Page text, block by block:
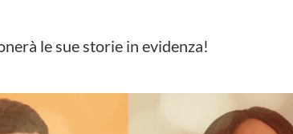
le sue storie in evidenza!